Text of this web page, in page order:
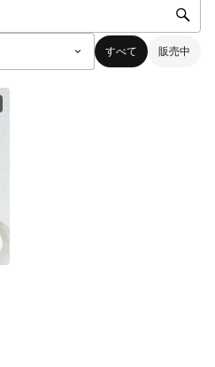
すべて 販売中